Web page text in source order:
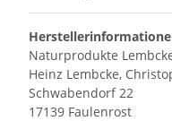
Naturprodukte
Heinz Lembcke,
Schwabendorf 22
17139 Faulenrost